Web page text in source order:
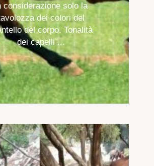
considerazione solo la
dei colori del
del corpo. Tonalità
dei capelli ...